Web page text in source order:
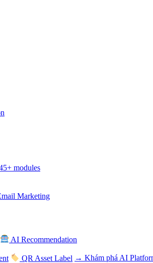
modules
Marketing
AI Recommendation
QR Asset Label → Khám phá AI